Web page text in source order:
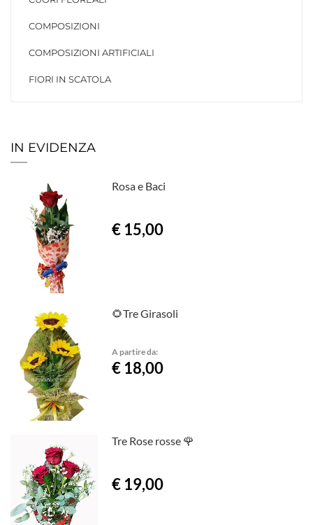
COMPOSIZIONI
COMPOSIZIONI ARTIFICIALI
FIORI IN SCATOLA
IN EVIDENZA
Rosa e Baci
€ 15,00
🌻Tre Girasoli
A partire da:
€ 18,00
Tre Rose rosse 🌹
€ 19,00